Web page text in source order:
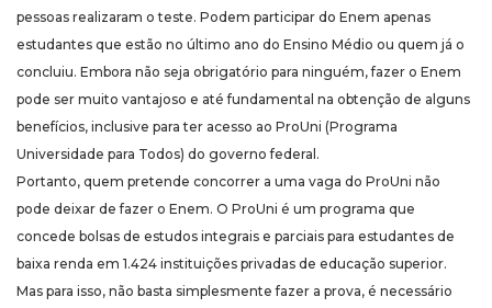
pessoas realizaram o teste. Podem participar do Enem apenas
estudantes que estão no último ano do Ensino Médio ou quem já o
concluiu. Embora não seja obrigatório para ninguém, fazer o Enem
pode ser muito vantajoso e até fundamental na obtenção de alguns
benefícios, inclusive para ter acesso ao ProUni (Programa
Universidade para Todos) do governo federal.
Portanto, quem pretende concorrer a uma vaga do ProUni não
pode deixar de fazer o Enem. O ProUni é um programa que
concede bolsas de estudos integrais e parciais para estudantes de
baixa renda em 1.424 instituições privadas de educação superior.
Mas para isso, não basta simplesmente fazer a prova, é necessário